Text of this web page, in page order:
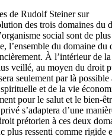
de Rudolf Steiner sur
des trois domaines du
social sont de
l’ensemble du domaine du
À l’intérieur de
veillé, au moyen du droit
seulement par là possible
et de la vie
pour le salut et le bien-
s’adaptera d’une
prétorien à ces deux
plus ressenti comme rigide